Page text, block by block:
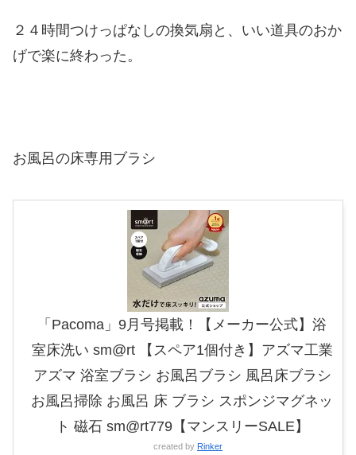
２４時間つけっぱなしの換気扇と、いい道具のおか
げで楽に終わった。
お風呂の床専用ブラシ
「Pacoma」9月号掲載！【メーカー公式】浴
室床洗い sm@rt 【スペア1個付き】アズマ工業
アズマ 浴室ブラシ お風呂ブラシ 風呂床ブラシ
お風呂掃除 お風呂 床 ブラシ スポンジマグネッ
ト 磁石 sm@rt779【マンスリーSALE】
created by Rinker